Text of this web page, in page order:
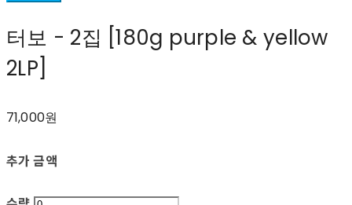
터보 - 2집 [180g purple & yellow
2LP]
71,000원
추가 금액